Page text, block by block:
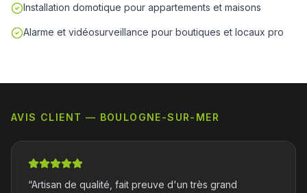
Installation domotique pour appartements et maisons
Alarme et vidéosurveillance pour boutiques et locaux pro
AVIS CLIENT — BOULOGNE-SUR-MER
“Artisan de qualité, fait preuve d'un très grand